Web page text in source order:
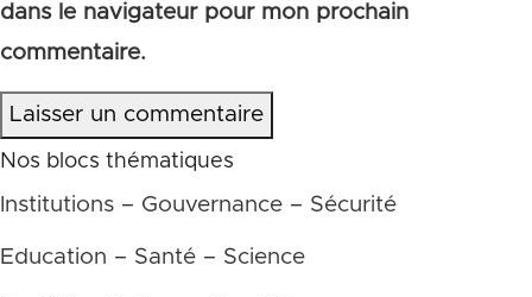
dans le navigateur pour mon prochain
commentaire.
Laisser un commentaire
Nos blocs thématiques
Institutions – Gouvernance – Sécurité
Education – Santé – Science